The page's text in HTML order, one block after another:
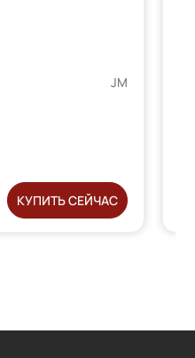
JM
КУПИТЬ СЕЙЧАС